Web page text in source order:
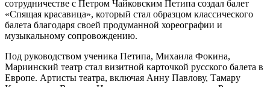
сотрудничестве с Петром Чайковским Петипа создал балет
«Спящая красавица», который стал образцом классического
балета благодаря своей продуманной хореографии и
музыкальному сопровождению.
Под руководством ученика Петипа, Михаила Фокина,
Мариинский театр стал визитной карточкой русского балета в
Европе. Артисты театра, включая Анну Павлову, Тамару